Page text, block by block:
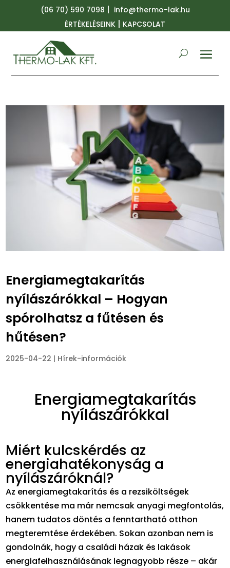
(06 70) 590 7098 | info@thermo-lak.hu
ÉRTÉKELÉSEINK | KAPCSOLAT
Energiamegtakarítás
nyílászárókkal – Hogyan
spórolhatsz a fűtésen és
hűtésen?
2025-04-22 | Hírek-információk
Energiamegtakarítás
nyílászárókkal
Miért kulcskérdés az
energiahatékonyság a
nyílászáróknál?
Az energiamegtakarítás és a rezsiköltségek
csökkentése ma már nemcsak anyagi megfontolás,
hanem tudatos döntés a fenntartható otthon
megteremtése érdekében. Sokan azonban nem is
gondolnák, hogy a családi házak és lakások
energiafelhasználásának legnagyobb része – akár